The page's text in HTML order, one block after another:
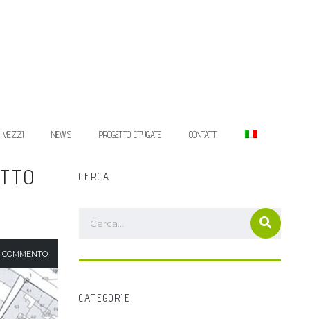
MEZZI NEWS PROGETTO CITYGATE CONTATTI
CERCA
CATEGORIE